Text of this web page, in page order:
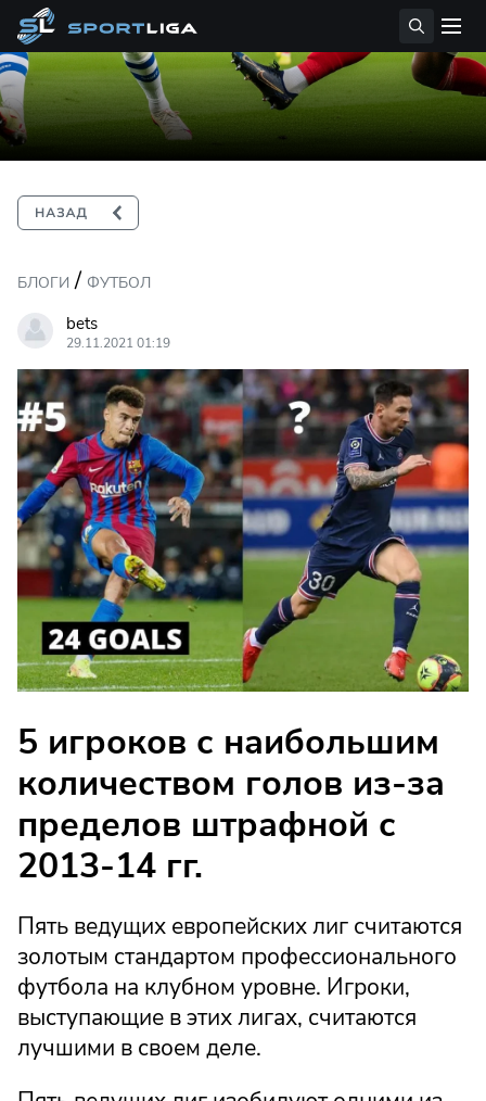
БЛОГИ / ФУТБОЛ
bets
29.11.2021 01:19
5 игроков с наибольшим
количеством голов из-за
пределов штрафной с
2013-14 гг.
Пять ведущих европейских лиг считаются
золотым стандартом профессионального
футбола на клубном уровне. Игроки,
выступающие в этих лигах, считаются
лучшими в своем деле.